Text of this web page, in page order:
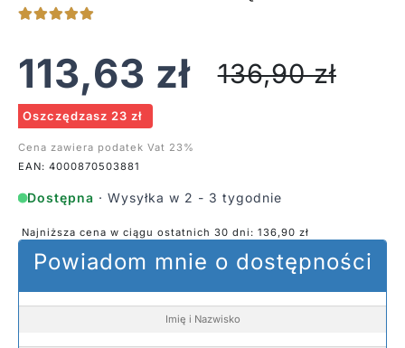
113,63 zł 136,90zł
Oszczędzasz 23 zł
Cena zawiera podatek Vat 23%
EAN: 4000870503881
Dostępna · Wysyłka w 2 - 3 tygodnie
Najniższa cena w ciągu ostatnich 30 dni: 136,90 zł
Powiadom mnie o dostępności